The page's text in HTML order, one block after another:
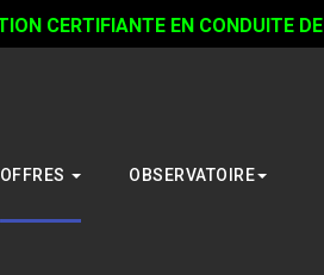
CERTIFIANTE EN CONDUITE DE
OFFRES OBSERVATOIRE